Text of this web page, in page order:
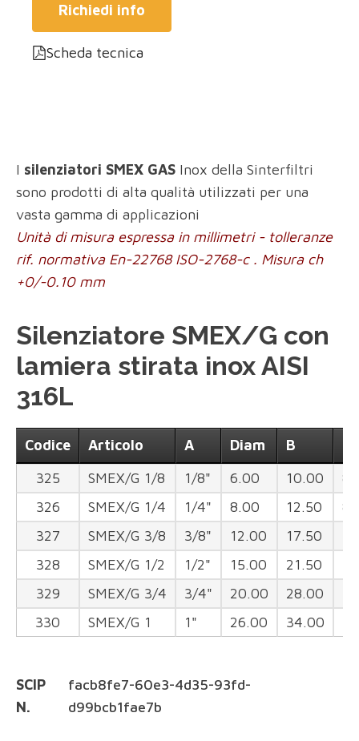
Richiedi info
Scheda tecnica
I silenziatori SMEX GAS Inox della Sinterfiltri
sono prodotti di alta qualità utilizzati per una
vasta gamma di applicazioni
Unità di misura espressa in millimetri - tolleranze
rif. normativa En-22768 ISO-2768-c . Misura ch
+0/-0.10 mm
Silenziatore SMEX/G con
lamiera stirata inox AISI
316L
Codice Articolo A Diam B
325
SMEX/G 1/8 1/8" 6.00 10.00
8
326
SMEX/G 1/4 1/4" 8.00 12.50
8
327
SMEX/G 3/8 3/8" 12.00 17.50
328
SMEX/G 1/2 1/2" 15.00 21.50
329
SMEX/G 3/4 3/4" 20.00 28.00
330
SMEX/G 1 1" 26.00 34.00
SCIP
N.
facb8fe7-60e3-4d35-93fd-
d99bcb1fae7b